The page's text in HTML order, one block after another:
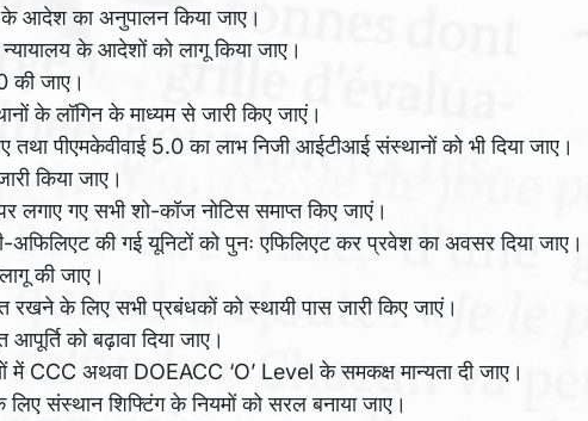
के आदेश का अनुपालन किया जाए।
के आदेशों को लागू किया जाए।
की जाए।
के लॉगिन के माध्यम से जारी किए जाएं।
पीएमकेवीवाई 5.0 का लाभ निजी आईटीआई संस्थानों को भी दिया जाए।
किया जाए।
लगाए गए सभी शो-कॉज नोटिस समाप्त किए जाएं।
की गई यूनिटों को पुनः एफिलिएट कर प्रवेश का अवसर दिया जाए।
की जाए।
के लिए सभी प्रबंधकों को स्थायी पास जारी किए जाएं।
को बढ़ावा दिया जाए।
में CCC अथवा DOEACC ‘O’ Level के समकक्ष मान्यता दी जाए।
संस्थान शिफ्टिंग के नियमों को सरल बनाया जाए।